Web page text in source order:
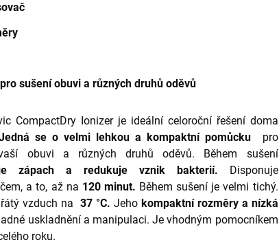
sušení obuvi a různých druhů oděvů
CompactDry Ionizer je ideální celoroční řešení doma
se o velmi lehkou a kompaktní pomůcku
pro
obuvi a různých druhů oděvů. Během sušení
zápach a redukuje vznik bakterií.
Disponuje
a to, až na 120 minut. Během sušení je velmi tichý.
vzduch na 37 °C. Jeho kompaktní rozměry a nízká
uskladnění a manipulaci. Je vhodným pomocníkem
roku.